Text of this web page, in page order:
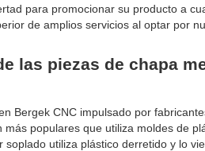
para promocionar su producto a
de amplios servicios al optar por
las piezas de chapa
Bergek CNC impulsado por
populares que utiliza moldes de
utiliza plástico derretido y lo